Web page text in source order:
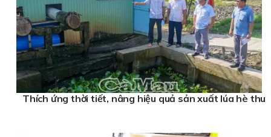
Thích ứng thời tiết, nâng hiệu quả sản xuất lúa hè thu